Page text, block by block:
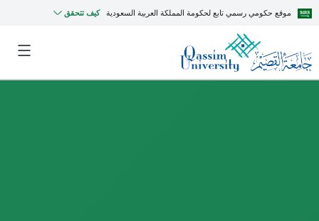
موقع حكومي رسمي تابع لحكومة المملكة العربية السعودية كيف تتحقق